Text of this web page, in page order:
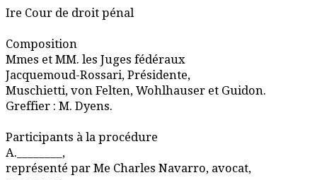
Ire Cour de droit pénal
Composition
Mmes et MM. les Juges fédéraux
Jacquemoud-Rossari, Présidente,
Muschietti, von Felten, Wohlhauser et Guidon.
Greffier : M. Dyens.
Participants à la procédure
A.________,
représenté par Me Charles Navarro, avocat,